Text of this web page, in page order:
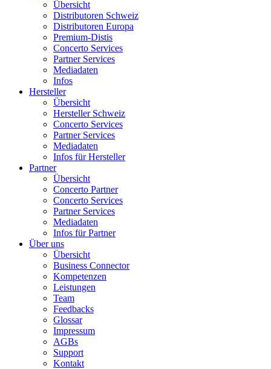
Übersicht
Distributoren Schweiz
Distributoren Europa
Premium-Distis
Concerto Services
Partner Services
Mediadaten
Infos
Hersteller
Übersicht
Hersteller Schweiz
Concerto Services
Partner Services
Mediadaten
Infos für Hersteller
Partner
Übersicht
Concerto Partner
Concerto Services
Partner Services
Mediadaten
Infos für Partner
Über uns
Übersicht
Business Connector
Kompetenzen
Leistungen
Team
Feedbacks
Glossar
Impressum
AGBs
Support
Kontakt